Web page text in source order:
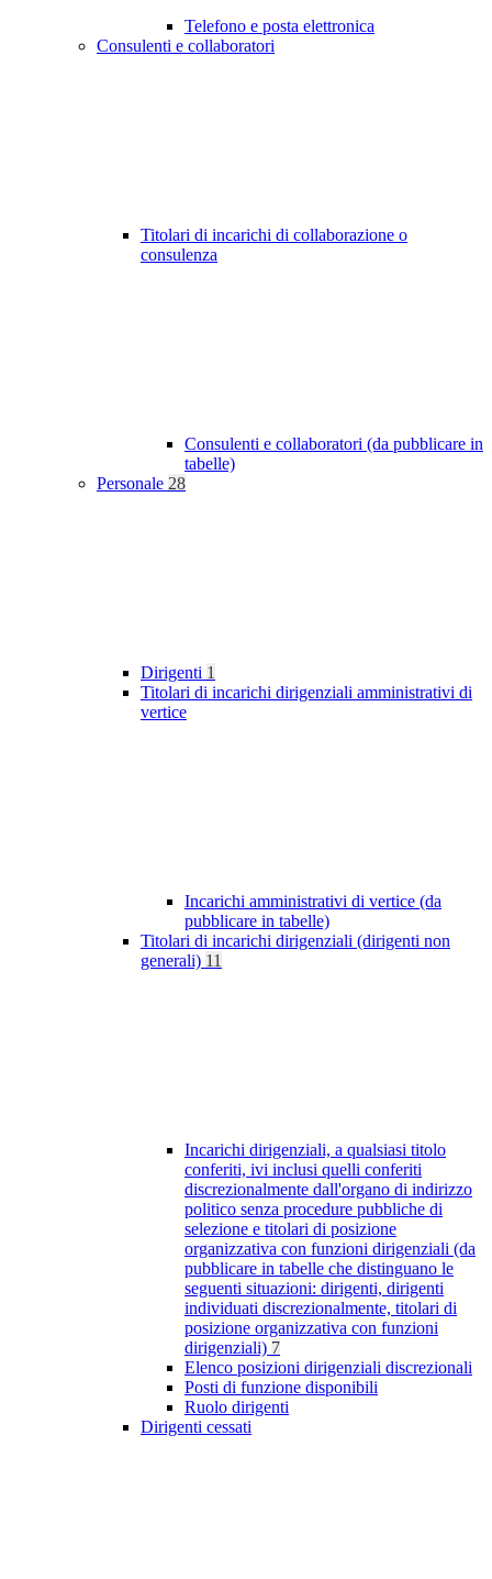
Telefono e posta elettronica
Consulenti e collaboratori
Titolari di incarichi di collaborazione o
consulenza
Consulenti e collaboratori (da pubblicare in
tabelle)
Personale 28
Dirigenti 1
Titolari di incarichi dirigenziali amministrativi di
vertice
Incarichi amministrativi di vertice (da
pubblicare in tabelle)
Titolari di incarichi dirigenziali (dirigenti non
generali) 11
Incarichi dirigenziali, a qualsiasi titolo
conferiti, ivi inclusi quelli conferiti
discrezionalmente dall'organo di indirizzo
politico senza procedure pubbliche di
selezione e titolari di posizione
organizzativa con funzioni dirigenziali (da
pubblicare in tabelle che distinguano le
seguenti situazioni: dirigenti, dirigenti
individuati discrezionalmente, titolari di
posizione organizzativa con funzioni
dirigenziali) 7
Elenco posizioni dirigenziali discrezionali
Posti di funzione disponibili
Ruolo dirigenti
Dirigenti cessati